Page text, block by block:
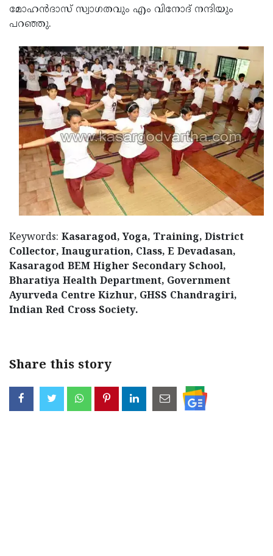
മോഹന്‍ദാസ് സ്വാഗതവും എം വിനോദ് നന്ദിയും
പറഞ്ഞു.
Keywords: Kasaragod, Yoga, Training, District
Collector, Inauguration, Class, E Devadasan,
Kasaragod BEM Higher Secondary School,
Bharatiya Health Department, Government
Ayurveda Centre Kizhur, GHSS Chandragiri,
Indian Red Cross Society.
Share this story